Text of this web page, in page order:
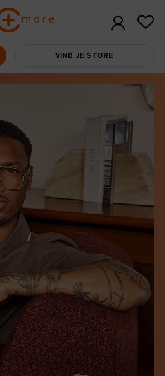
VIND JE STORE